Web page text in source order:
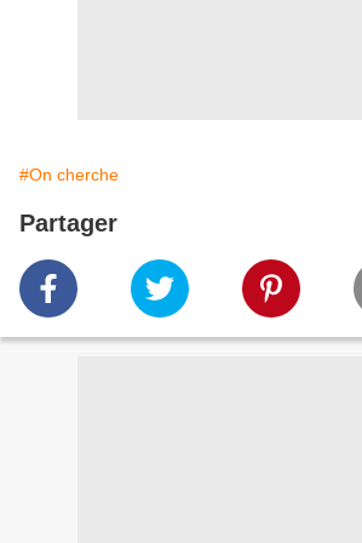
#On cherche
Partager